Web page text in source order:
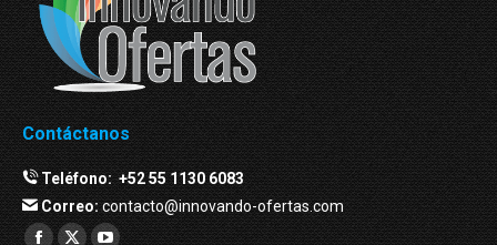
Contáctanos
Teléfono:+52 55 1130 6083
Correo:contacto@innovando-ofertas.com